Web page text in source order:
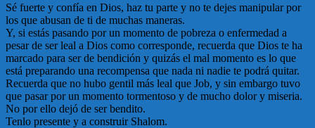
Sé fuerte y confía en Dios, haz tu parte y no te dejes manipular por
los que abusan de ti de muchas maneras.
Y, si estás pasando por un momento de pobreza o enfermedad a
pesar de ser leal a Dios como corresponde, recuerda que Dios te ha
marcado para ser de bendición y quizás el mal momento es lo que
está preparando una recompensa que nada ni nadie te podrá quitar.
Recuerda que no hubo gentil más leal que Job, y sin embargo tuvo
que pasar por un momento tormentoso y de mucho dolor y miseria.
No por ello dejó de ser bendito.
Tenlo presente y a construir Shalom.